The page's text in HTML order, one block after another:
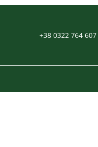
+38 0322 764 607